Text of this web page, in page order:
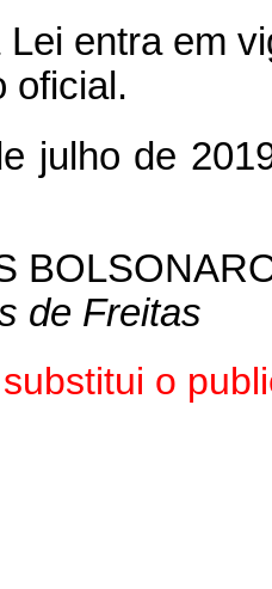
entra em
oficial.
julho de
de Freitas
o